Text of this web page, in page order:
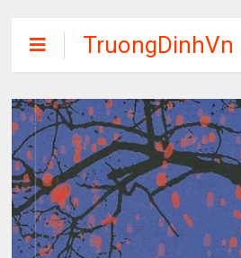
TruongDinhVn
Chia sẽ ebook,
các khóa học,
phần mềm học
tập miễn phí